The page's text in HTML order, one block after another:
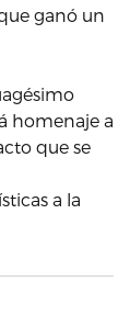
ganó un
homenaje a
que se
a la